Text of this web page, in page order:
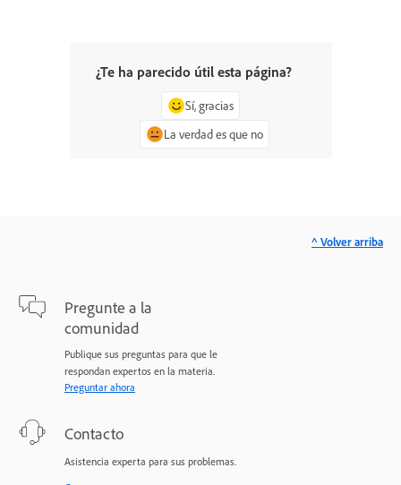
¿Te ha parecido útil esta página?
Sí, gracias
La verdad es que no
Pregunte a la
comunidad
Publique sus preguntas para que le
respondan expertos en la materia.
Preguntar ahora
Contacto
Asistencia experta para sus problemas.
^ Volver arriba